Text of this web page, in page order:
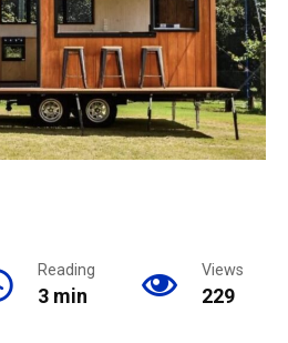
Reading
3 min
Views
229